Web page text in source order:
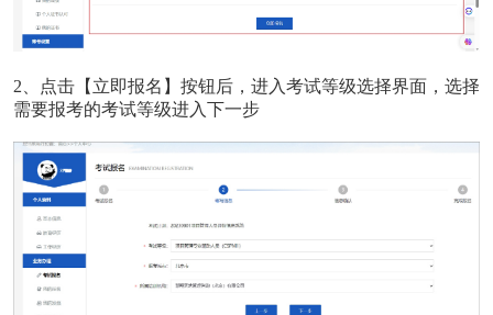
2、点击【立即报名】按钮后，进入考试等级选择界面，选择
需要报考的考试等级进入下一步